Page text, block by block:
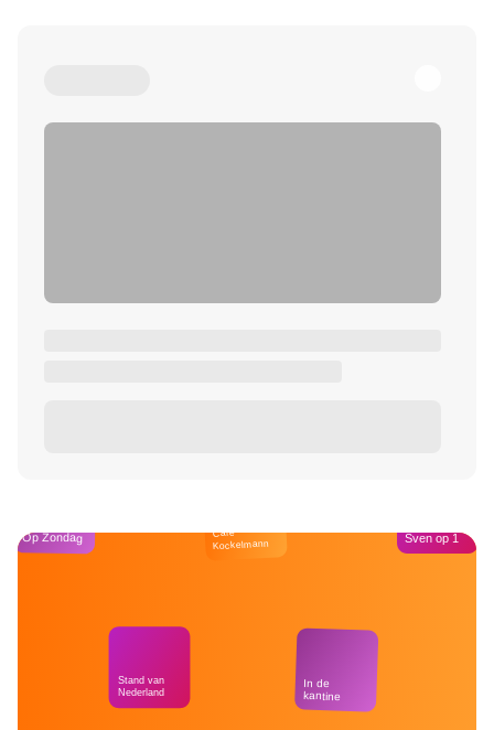
Op Zondag
Stand van
Nederland
Café
Kockelmann
In de
kantine
Sven op 1